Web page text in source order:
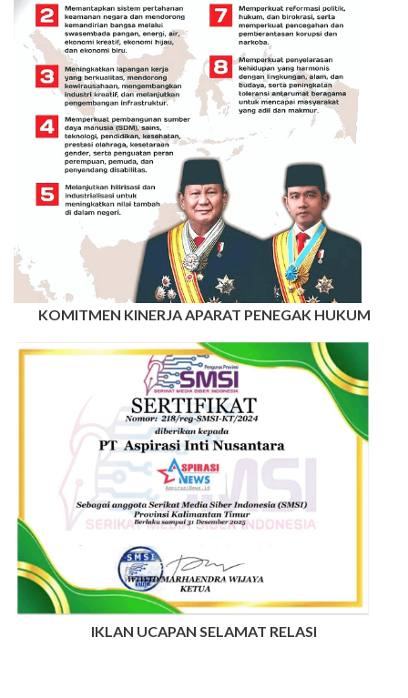
KOMITMEN KINERJA APARAT PENEGAK HUKUM
IKLAN UCAPAN SELAMAT RELASI